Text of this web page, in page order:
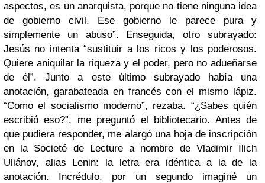
aspectos, es un anarquista, porque no tiene ninguna idea
de gobierno civil. Ese gobierno le parece pura y
simplemente un abuso”. Enseguida, otro subrayado:
Jesús no intenta “sustituir a los ricos y los poderosos.
Quiere aniquilar la riqueza y el poder, pero no adueñarse
de él”. Junto a este último subrayado había una
anotación, garabateada en francés con el mismo lápiz.
“Como el socialismo moderno”, rezaba. “¿Sabes quién
escribió eso?”, me preguntó el bibliotecario. Antes de
que pudiera responder, me alargó una hoja de inscripción
en la Societé de Lecture a nombre de Vladimir Ilich
Uliánov, alias Lenin: la letra era idéntica a la de la
anotación. Incrédulo, por un segundo imaginé un